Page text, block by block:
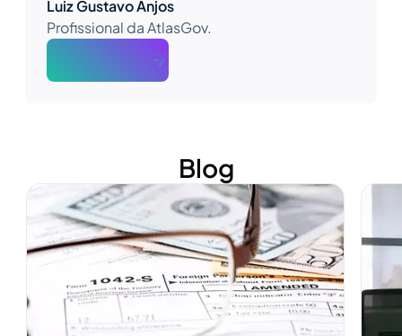
Luiz Gustavo Anjos
Profissional da AtlasGov.
Blog